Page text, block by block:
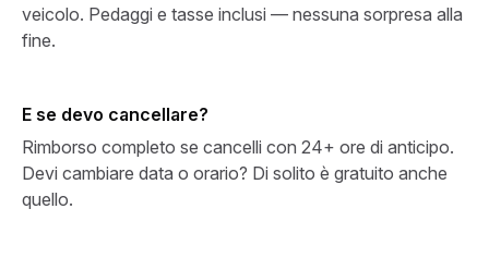
veicolo. Pedaggi e tasse inclusi — nessuna sorpresa alla
fine.
E se devo cancellare?
Rimborso completo se cancelli con 24+ ore di anticipo.
Devi cambiare data o orario? Di solito è gratuito anche
quello.